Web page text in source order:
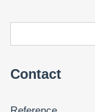
Contact